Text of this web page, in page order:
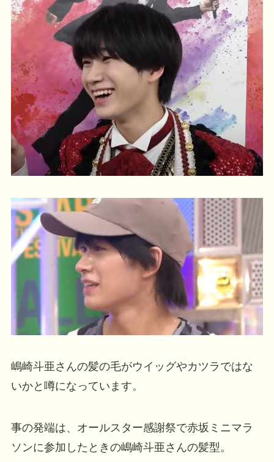
嶋崎斗亜さんの髪の毛がウイッグやカツラではな
いかと噂になっています。
事の発端は、オールスター感謝祭で赤坂ミニマラ
ソンに参加したときの嶋崎斗亜さんの髪型。